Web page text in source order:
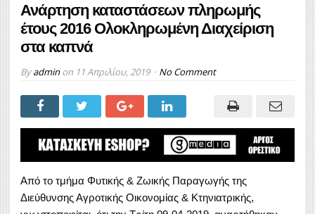
Ανάρτηση καταστάσεων πληρωμής
έτους 2016 Ολοκληρωμένη Διαχείριση
στα καπνά
Byadminon 11 Απριλίου, 2019 No Comment
Από το τμήμα Φυτικής & Ζωικής Παραγωγής της
Διεύθυνσης Αγροτικής Οικονομίας & Κτηνιατρικής,